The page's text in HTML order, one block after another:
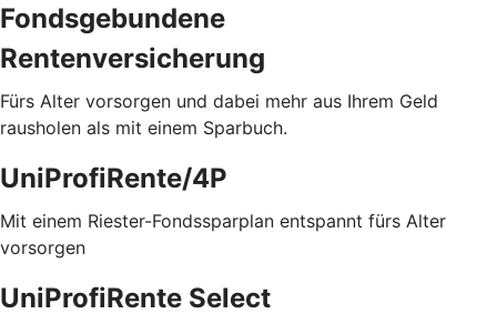
Fondsgebundene
Rentenversicherung
Fürs Alter vorsorgen und dabei mehr aus Ihrem Geld
rausholen als mit einem Sparbuch.
UniProfiRente/4P
Mit einem Riester-Fondssparplan entspannt fürs Alter
vorsorgen
UniProfiRente Select